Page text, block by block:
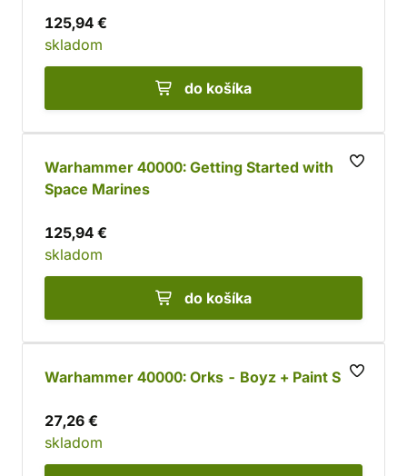
125,94 €
skladom
do košíka
Warhammer 40000: Getting Started with
Space Marines
125,94 €
skladom
do košíka
Warhammer 40000: Orks - Boyz + Paint Set
27,26 €
skladom